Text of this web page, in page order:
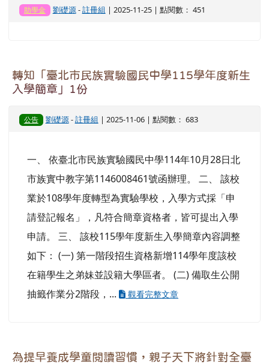
助學金 劉礎源-註冊組 | 2025-11-25 | 點閱數： 451
轉知「臺北市民族實驗國民中學115學年度新生
入學簡章」1份
公告 劉礎源-註冊組 | 2025-11-06 | 點閱數： 683
一、 依臺北市民族實驗國民中學114年10月28日北
市族實中教字第1146008461號函辦理。 二、 該校
業於108學年度轉型為實驗學校，入學方式採「申
請登記報名」，凡符合簡章資格者，皆可提出入學
申請。 三、 該校115學年度新生入學簡章內容調整
如下： (一) 第一階段招生資格新增114學年度該校
在籍學生之弟妹並設籍大學區者。 (二) 備取生公開
抽籤作業分2階段，...
觀看完整文章
為提早養成學童閱讀習慣，親子天下將針對全臺